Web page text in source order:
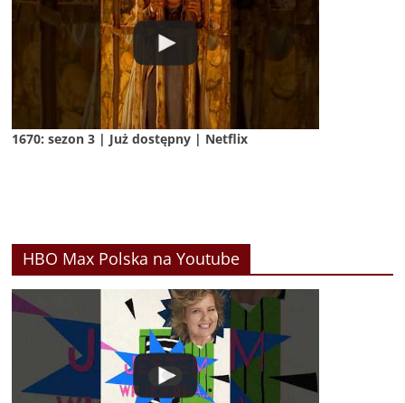
1670: sezon 3 | Już dostępny | Netflix
HBO Max Polska na Youtube